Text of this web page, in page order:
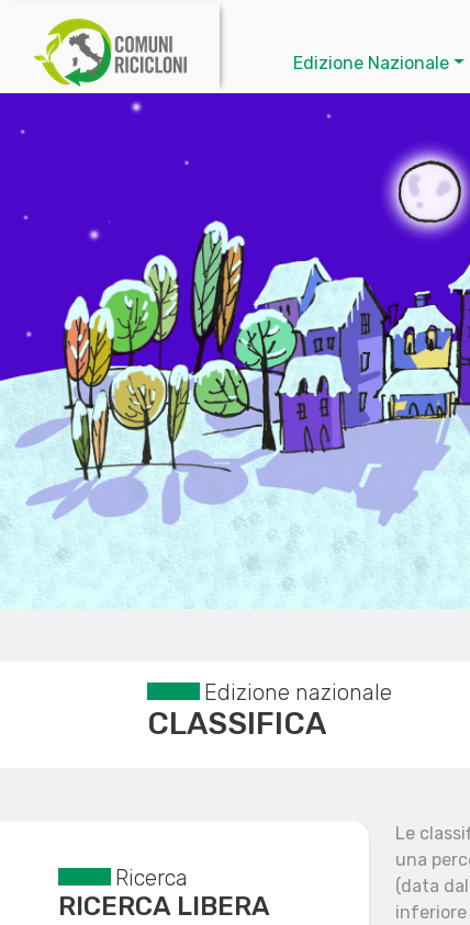
Edizione Nazionale
Edizione nazionale
CLASSIFICA
Reset filtri
Ricerca
RICERCA LIBERA
Le
una
(data
inferiore